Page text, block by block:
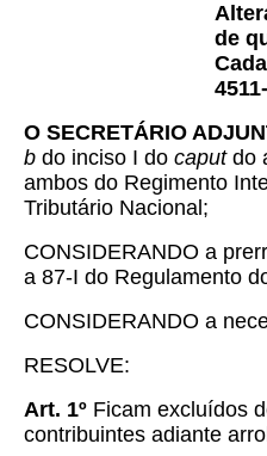
de
O SECRETÁRIO
b do inciso I do caput do
ambos do Regimento
Tributário Nacional;
CONSIDERANDO a
a 87-I do Regulamento
CONSIDERANDO a
RESOLVE:
Art. 1º Ficam excluídos
contribuintes adiante